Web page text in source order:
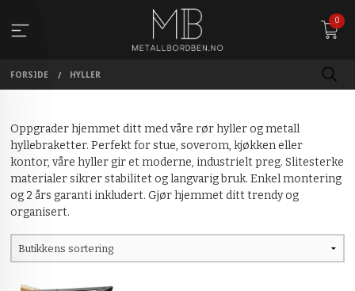
innholdet
0
FORSIDE HYLLER
Oppgrader hjemmet ditt med våre rør hyller og metall
hyllebraketter. Perfekt for stue, soverom, kjøkken eller
kontor, våre hyller gir et moderne, industrielt preg. Slitesterke
materialer sikrer stabilitet og langvarig bruk. Enkel montering
og 2 års garanti inkludert. Gjør hjemmet ditt trendy og
organisert.